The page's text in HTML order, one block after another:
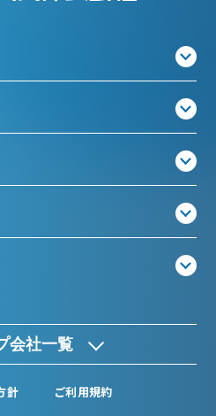
会社一覧
針 ご利用規約